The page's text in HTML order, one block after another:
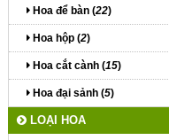
Hoa để bàn (22)
Hoa hộp (2)
Hoa cắt cành (15)
Hoa đại sảnh (5)
LOẠI HOA